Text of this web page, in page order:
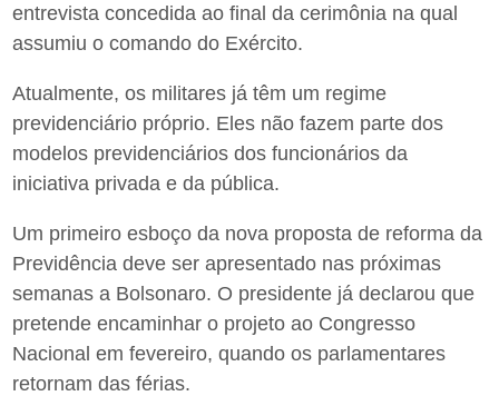
entrevista concedida ao final da cerimônia na qual
assumiu o comando do Exército.
Atualmente, os militares já têm um regime
previdenciário próprio. Eles não fazem parte dos
modelos previdenciários dos funcionários da
iniciativa privada e da pública.
Um primeiro esboço da nova proposta de reforma da
Previdência deve ser apresentado nas próximas
semanas a Bolsonaro. O presidente já declarou que
pretende encaminhar o projeto ao Congresso
Nacional em fevereiro, quando os parlamentares
retornam das férias.